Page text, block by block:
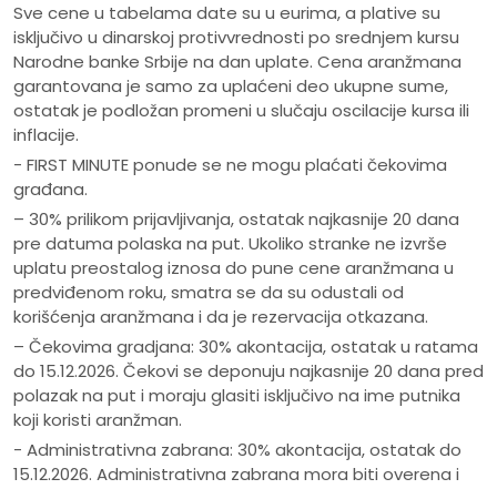
Sve cene u tabelama date su u eurima, a plative su
isključivo u dinarskoj protivvrednosti po srednjem kursu
Narodne banke Srbije na dan uplate. Cena aranžmana
garantovana je samo za uplaćeni deo ukupne sume,
ostatak je podložan promeni u slučaju oscilacije kursa ili
inflacije.
- FIRST MINUTE ponude se ne mogu plaćati čekovima
građana.
– 30% prilikom prijavljivanja, ostatak najkasnije 20 dana
pre datuma polaska na put. Ukoliko stranke ne izvrše
uplatu preostalog iznosa do pune cene aranžmana u
predviđenom roku, smatra se da su odustali od
korišćenja aranžmana i da je rezervacija otkazana.
– Čekovima gradjana: 30% akontacija, ostatak u ratama
do 15.12.2026. Čekovi se deponuju najkasnije 20 dana pred
polazak na put i moraju glasiti isključivo na ime putnika
koji koristi aranžman.
- Administrativna zabrana: 30% akontacija, ostatak do
15.12.2026. Administrativna zabrana mora biti overena i